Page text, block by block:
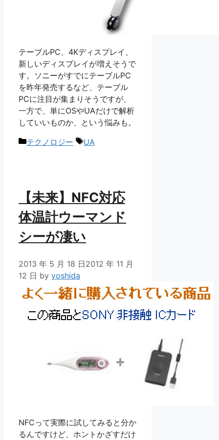
テーブルPC、4Kディスプレイ、
新しいディスプレイが増えそうで
す。ソニーがすでにテーブルPC
を昨年発売するなど、テーブル
PCに注目が集まりそうですが、
一方で、単にOSやUAだけで解析
していいものか、という悩みも。
カ
ー
テクノロジー
タ
UA
【未来】NFC対応
体温計ウーマンド
シーが凄い
2013 年 5 月 18 日2012 年 11 月
12 日 by yoshida
NFCって実際に試してみると分か
るんですけど、ホントかざすだけ